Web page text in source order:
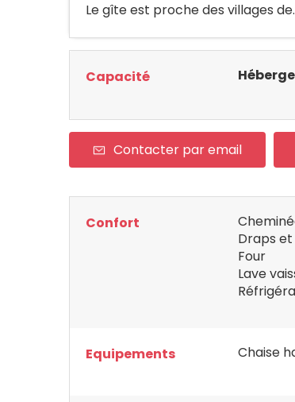
Le gîte est proche des villages
Capacité
Contacter par email
Confort
Draps
Four
Lave
Equipements Chaise